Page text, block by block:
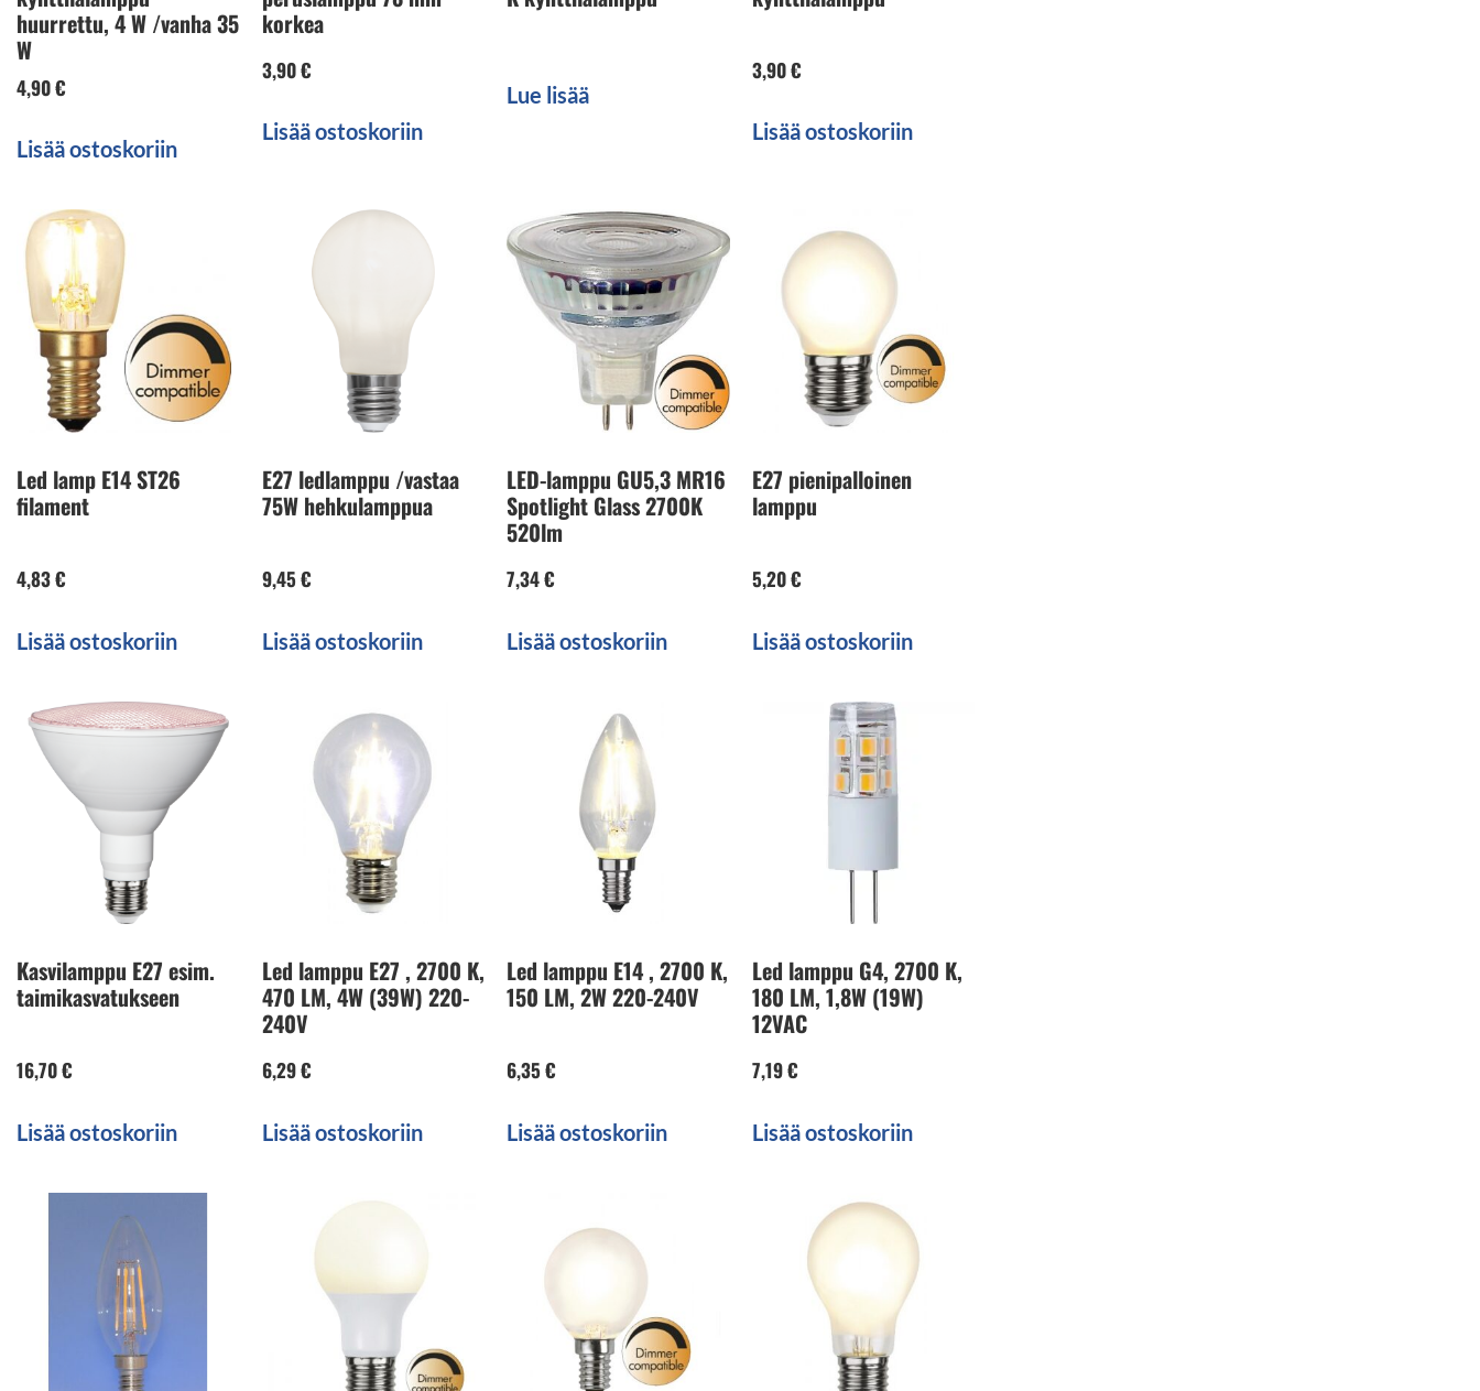
huurrettu, 4 W /vanha 35
W
4,90€
Lisää ostoskoriin
korkea
3,90€
Lisää ostoskoriin
Lue lisää
3,90€
Lisää ostoskoriin
Led lamp E14 ST26
filament
4,83€
Lisää ostoskoriin
E27 ledlamppu /vastaa
75W hehkulamppua
9,45€
Lisää ostoskoriin
LED-lamppu GU5,3 MR16
Spotlight Glass 2700K
520lm
7,34€
Lisää ostoskoriin
E27 pienipalloinen
lamppu
5,20€
Lisää ostoskoriin
Kasvilamppu E27 esim.
taimikasvatukseen
16,70€
Lisää ostoskoriin
Led lamppu E27 , 2700 K,
470 LM, 4W (39W) 220-
240V
6,29€
Lisää ostoskoriin
Led lamppu E14 , 2700 K,
150 LM, 2W 220-240V
6,35€
Lisää ostoskoriin
Led lamppu G4, 2700 K,
180 LM, 1,8W (19W)
12VAC
7,19€
Lisää ostoskoriin